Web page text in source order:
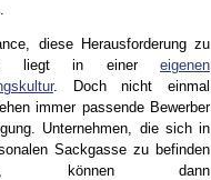
diese Herausforderung zu
liegt in einer eigenen
. Doch nicht einmal
immer passende Bewerber
Unternehmen, die sich in
Sackgasse zu befinden
können dann